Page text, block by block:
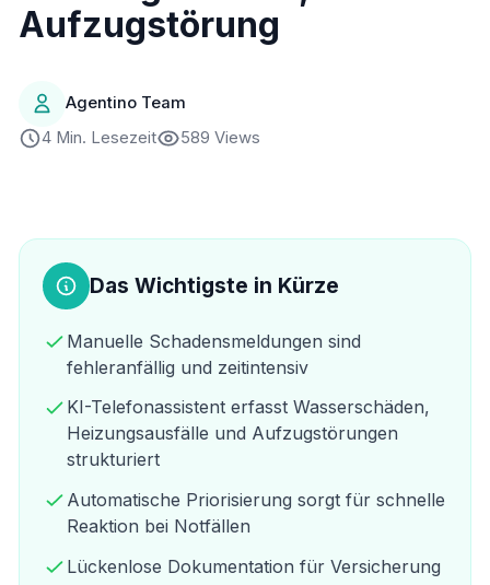
Aufzugstörung
Agentino Team
4 Min. Lesezeit
589 Views
Das Wichtigste in Kürze
Manuelle Schadensmeldungen sind
fehleranfällig und zeitintensiv
KI-Telefonassistent erfasst Wasserschäden,
Heizungsausfälle und Aufzugstörungen
strukturiert
Automatische Priorisierung sorgt für schnelle
Reaktion bei Notfällen
Lückenlose Dokumentation für Versicherung